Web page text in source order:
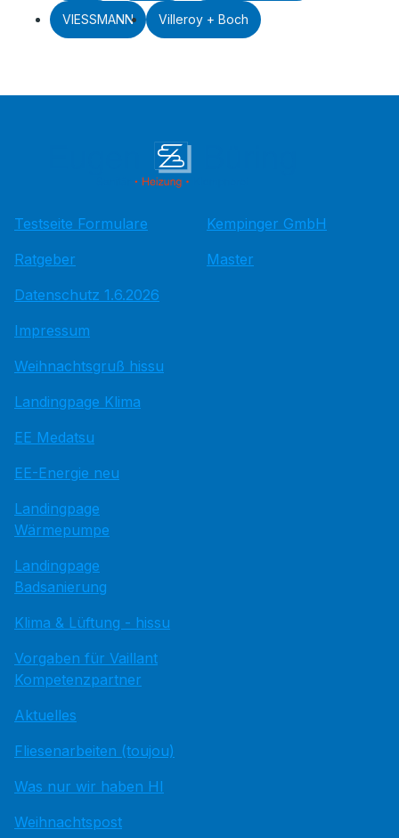
VIESSMANN Villeroy + Boch
Testseite Formulare
Ratgeber
Datenschutz 1.6.2026
Impressum
Weihnachtsgruß hissu
Landingpage Klima
EE Medatsu
EE-Energie neu
Landingpage
Wärmepumpe
Landingpage
Badsanierung
Klima & Lüftung - hissu
Vorgaben für Vaillant
Kompetenzpartner
Aktuelles
Fliesenarbeiten (toujou)
Was nur wir haben HI
Weihnachtspost
Kempinger GmbH
Master